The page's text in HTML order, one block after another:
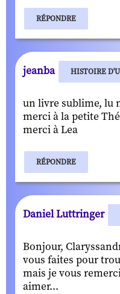
RÉPONDRE
jeanba HISTOIRE
un livre sublime, lu
merci à la petite
merci à Lea
RÉPONDRE
Daniel Luttringer
Bonjour,
vous faites pour
mais je vous
aimer...